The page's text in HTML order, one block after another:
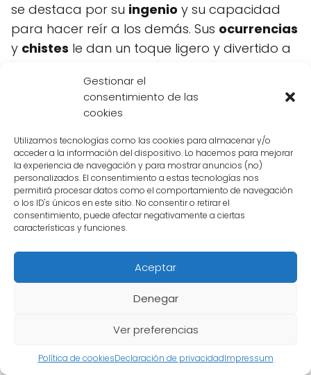
Gestionar el
consentimiento de las
cookies
Utilizamos tecnologías como las cookies para almacenar y/o
acceder a la información del dispositivo. Lo hacemos para mejorar
la experiencia de navegación y para mostrar anuncios (no)
personalizados. El consentimiento a estas tecnologías nos
permitirá procesar datos como el comportamiento de navegación
o los ID's únicos en este sitio. No consentir o retirar el
consentimiento, puede afectar negativamente a ciertas
características y funciones.
Aceptar
Denegar
Ver preferencias
Política de cookiesDeclaración de privacidadImpressum
se destaca por su ingenio y su capacidad
para hacer reír a los demás. Sus ocurrencias
y chistes le dan un toque ligero y divertido a
presentes en la trama.
Además de su personalidad, el nombre de
Krillin también tiene un significado interesante.
Krillin proviene del término japonés "kuririn",
que significa "castaña" o "nuez". Esta elección
de nombre podría estar relacionada con la
aparienciade Krillin, quien tiene unacabeza
calva y redonda
Krillin se ha convertido en un personaje icónico
sentido del humor y su nombre único. Su
presencia en la serie ha dejado un legado
en todo el mundo.